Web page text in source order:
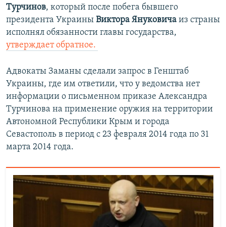
Турчинов, который после побега бывшего
президента Украины Виктора Януковича из страны
исполнял обязанности главы государства,
утверждает обратное.
Адвокаты Заманы сделали запрос в Генштаб
Украины, где им ответили, что у ведомства нет
информации о письменном приказе Александра
Турчинова на применение оружия на территории
Автономной Республики Крым и города
Севастополь в период с 23 февраля 2014 года по 31
марта 2014 года.